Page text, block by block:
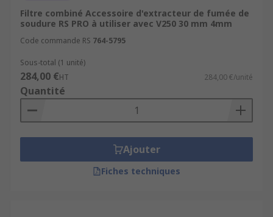
Filtre combiné Accessoire d'extracteur de fumée de
soudure RS PRO à utiliser avec V250 30 mm 4mm
Code commande RS 764-5795
Sous-total (1 unité)
284,00 €HT 284,00 €/unité
Quantité
Ajouter
Fiches techniques